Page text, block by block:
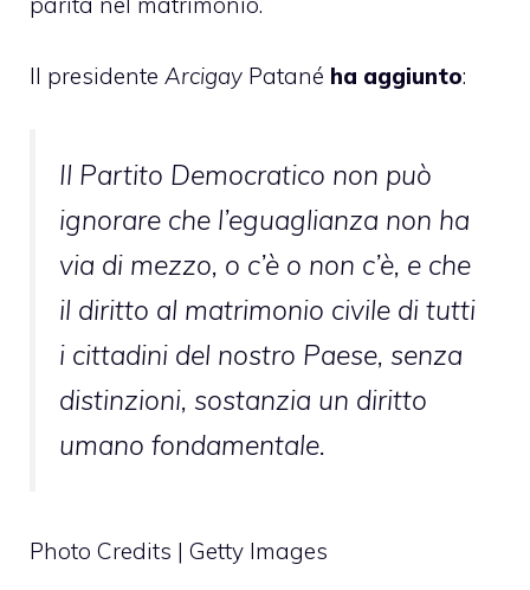
Il presidente Arcigay Patané ha aggiunto:
Il Partito Democratico non può
ignorare che l’eguaglianza non ha
via di mezzo, o c’è o non c’è, e che
il diritto al matrimonio civile di tutti
i cittadini del nostro Paese, senza
distinzioni, sostanzia un diritto
umano fondamentale.
Photo Credits | Getty Images